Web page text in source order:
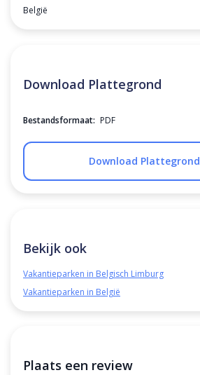
België
Download Plattegrond
Bestandsformaat: PDF
Download Plattegrond
Bekijk ook
Vakantieparken in Belgisch Limburg
Vakantieparken in België
Plaats een review